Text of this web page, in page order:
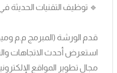
🔹 توظيف التقنيات الحديثة
قدم الورشة (المبرمج م.م
استعرض أحدث الاتجاهات
مجال تطوير المواقع